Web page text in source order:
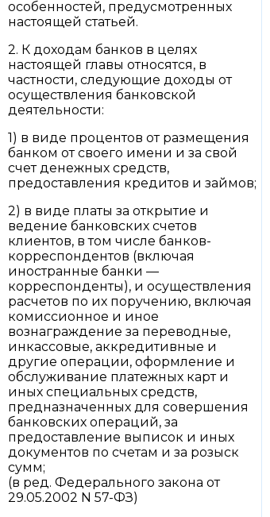
особенностей, предусмотренных
настоящей статьей.
2. К доходам банков в целях
настоящей главы относятся, в
частности, следующие доходы от
осуществления банковской
деятельности:
1) в виде процентов от размещения
банком от своего имени и за свой
счет денежных средств,
предоставления кредитов и займов;
2) в виде платы за открытие и
ведение банковских счетов
клиентов, в том числе банков-
корреспондентов (включая
иностранные банки —
корреспонденты), и осуществления
расчетов по их поручению, включая
комиссионное и иное
вознаграждение за переводные,
инкассовые, аккредитивные и
другие операции, оформление и
обслуживание платежных карт и
иных специальных средств,
предназначенных для совершения
банковских операций, за
предоставление выписок и иных
документов по счетам и за розыск
сумм;
(в ред. Федерального закона от
29.05.2002 N 57-ФЗ)